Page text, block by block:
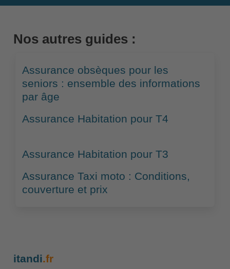
Nos autres guides :
Assurance obsèques pour les
seniors : ensemble des informations
par âge
Assurance Habitation pour T4
Assurance Habitation pour T3
Assurance Taxi moto : Conditions,
couverture et prix
itandi.fr